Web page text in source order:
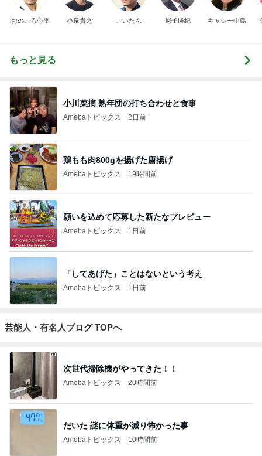
おのころ心平 小泉貴之 こいたん 尼子勝紀 キャシー中島
もっと見る
小川菜摘 熟年団の打ち合わせと食事
Amebaトピックス 2日前
鶏もも肉800gを揚げた唐揚げ
Amebaトピックス 19時間前
願いを込めて応募した新たなプレビュー
Amebaトピックス 1日前
「してあげた」ことはないという考え
Amebaトピックス 1日前
芸能人・有名人ブログ TOPへ
次世代掃除機がやってきた！！
Amebaトピックス 20時間前
だいた 謎に体重が減り怖かった事
Amebaトピックス 10時間前